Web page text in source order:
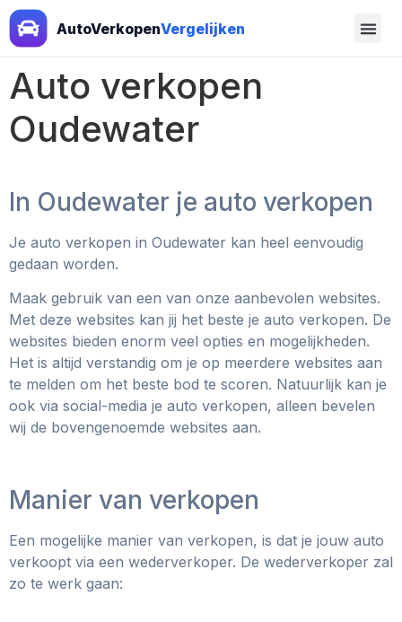
AutoVerkopenVergelijken
Auto verkopen
Oudewater
In Oudewater je auto verkopen
Je auto verkopen in Oudewater kan heel eenvoudig
gedaan worden.
Maak gebruik van een van onze aanbevolen websites.
Met deze websites kan jij het beste je auto verkopen. De
websites bieden enorm veel opties en mogelijkheden.
Het is altijd verstandig om je op meerdere websites aan
te melden om het beste bod te scoren. Natuurlijk kan je
ook via social-media je auto verkopen, alleen bevelen
wij de bovengenoemde websites aan.
Manier van verkopen
Een mogelijke manier van verkopen, is dat je jouw auto
verkoopt via een wederverkoper. De wederverkoper zal
zo te werk gaan: